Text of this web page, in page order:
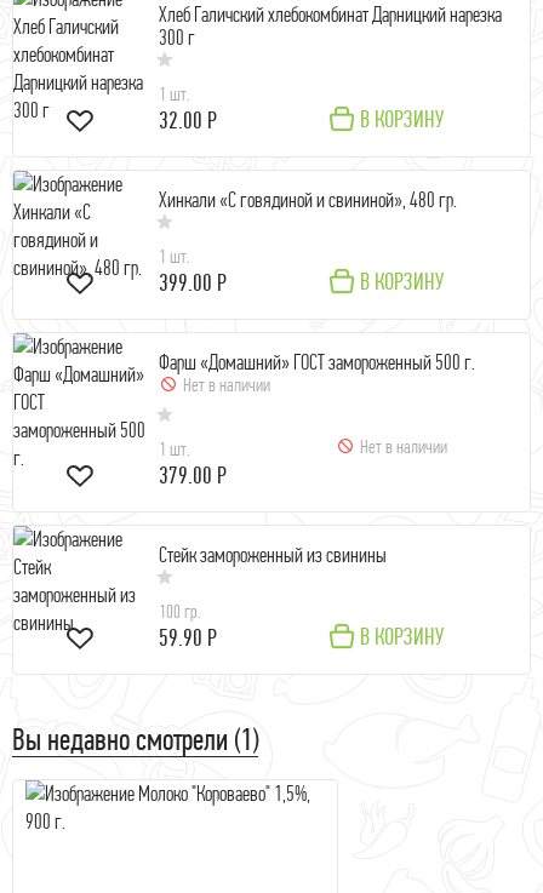
Хлеб Галичский хлебокомбинат Дарницкий нарезка
300 г
1 шт.
32.00 Р В КОРЗИНУ
Хинкали «С говядиной и свининой», 480 гр.
1 шт.
399.00 Р В КОРЗИНУ
Нет в наличии
Фарш «Домашний» ГОСТ замороженный 500 г.
1 шт.
379.00 Р
Нет в наличии
Стейк замороженный из свинины
100 гр.
59.90 Р В КОРЗИНУ
Вы недавно смотрели (1)